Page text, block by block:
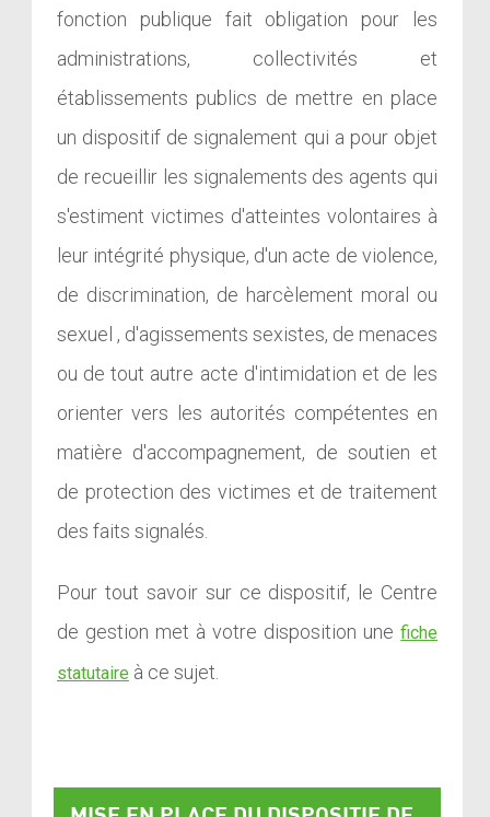
fonction publique fait obligation pour les
administrations, collectivités et
établissements publics de mettre en place
un dispositif de signalement qui a pour objet
de recueillir les signalements des agents qui
s'estiment victimes d'atteintes volontaires à
leur intégrité physique, d'un acte de violence,
de discrimination, de harcèlement moral ou
sexuel , d'agissements sexistes, de menaces
ou de tout autre acte d'intimidation et de les
orienter vers les autorités compétentes en
matière d'accompagnement, de soutien et
de protection des victimes et de traitement
des faits signalés.
Pour tout savoir sur ce dispositif, le Centre
de gestion met à votre disposition unefiche
statutaire à ce sujet.